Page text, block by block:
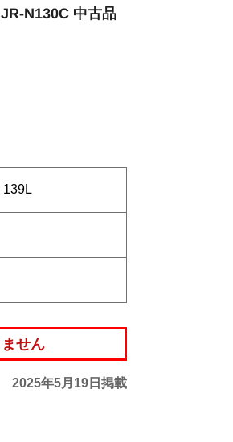
N130C 中古品
139L
せん
2025年5月19日掲載